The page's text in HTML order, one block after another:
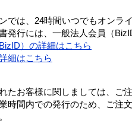
では、24時間いつでもオンラ
発行には、一般法人会員（
）の詳細はこちら
細はこちら
たお客様に関しましては、ご
時間内での発行のため、ご注